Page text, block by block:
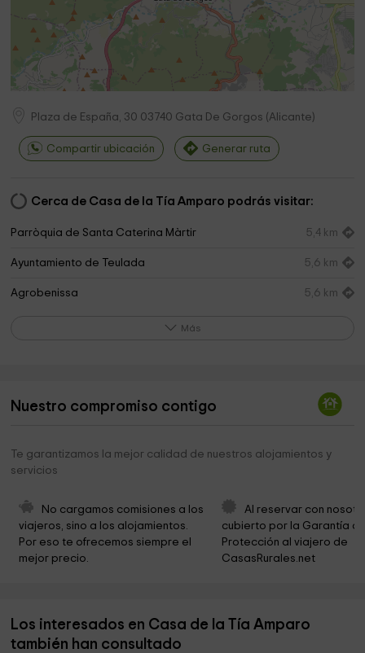
Plaza de España, 30 03740 Gata De Gorgos (Alicante)
Compartir ubicación Generar ruta
Cerca de Casa de la Tía Amparo podrás visitar:
Parròquia de Santa Caterina Màrtir 5,4 km
Ayuntamiento de Teulada 5,6 km
Agrobenissa 5,6 km
Sala del Consell 7,2 km
Casa Museo Abargues Benissa
Ayuntamiento de Benisa
Palacio de los Torres Orduña
Dolores Piera Park 7,3 km
Parroquia Purísima Xiqueta Y San Pedro Apóstol 7,4 km
Más
Nuestro compromiso contigo
Te garantizamos la mejor calidad de nuestros alojamientos y
servicios
No cargamos comisiones a los
viajeros, sino a los alojamientos.
Por eso te ofrecemos siempre el
mejor precio.
Al reservar con
cubierto por la Garantía
Protección al viajero de
CasasRurales.net
Los interesados en Casa de la Tía Amparo
también han consultado